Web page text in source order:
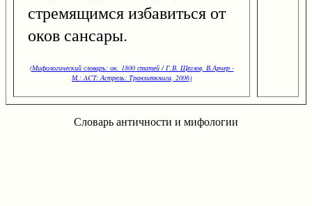
стремящимся избавиться от
оков сансары.
(Мифологический словарь: ок. 1800 статей / Г.В. Щеглов, В.Арчер -
М.: ACT: Астрель: Транзиткнига, 2006)
Словарь античности и мифологии